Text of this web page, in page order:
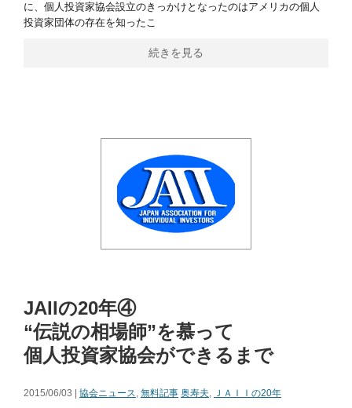
に、個人投資家協会設立のきっかけとなったのはアメリカの個人
投資家団体の存在を知ったこ
続きを見る
JAIIの20年④
“伝説の相場師”を慕って
個人投資家協会ができるまで
2015/06/03 | 協会ニュース, 無料記事 奥寿夫, ＪＡＩＩの20年